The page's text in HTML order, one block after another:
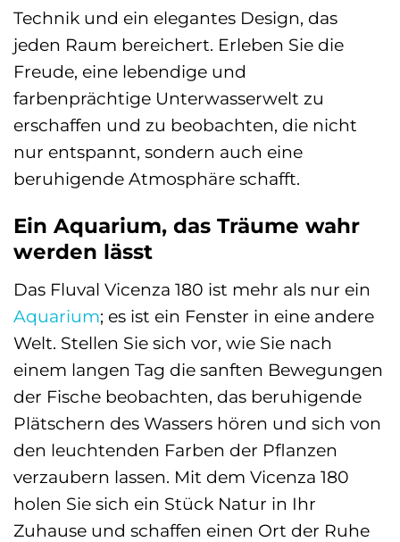
Technik und ein elegantes Design, das
jeden Raum bereichert. Erleben Sie die
Freude, eine lebendige und
farbenprächtige Unterwasserwelt zu
erschaffen und zu beobachten, die nicht
nur entspannt, sondern auch eine
beruhigende Atmosphäre schafft.
Ein Aquarium, das Träume wahr
werden lässt
Das Fluval Vicenza 180 ist mehr als nur ein
Aquarium; es ist ein Fenster in eine andere
Welt. Stellen Sie sich vor, wie Sie nach
einem langen Tag die sanften Bewegungen
der Fische beobachten, das beruhigende
Plätschern des Wassers hören und sich von
den leuchtenden Farben der Pflanzen
verzaubern lassen. Mit dem Vicenza 180
holen Sie sich ein Stück Natur in Ihr
Zuhause und schaffen einen Ort der Ruhe